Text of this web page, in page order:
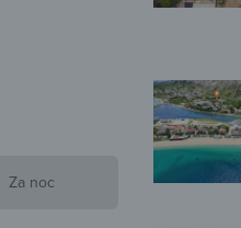
Za noc